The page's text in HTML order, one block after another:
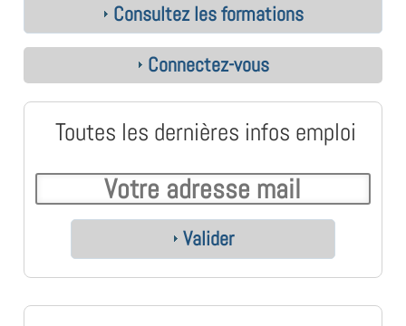
Consultez les formations
Connectez-vous
Toutes les dernières infos emploi
Valider